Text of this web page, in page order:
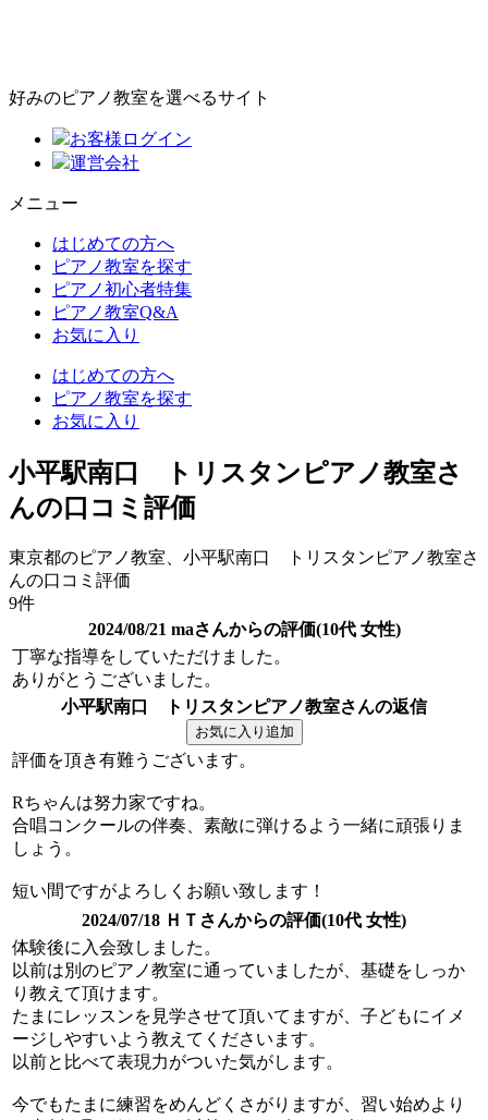
好みのピアノ教室を選べるサイト
お客様ログイン
運営会社
メニュー
はじめての方へ
ピアノ教室を探す
ピアノ初心者特集
ピアノ教室Q&A
お気に入り
はじめての方へ
ピアノ教室を探す
お気に入り
小平駅南口 トリスタンピアノ教室さ
んの口コミ評価
東京都のピアノ教室、小平駅南口 トリスタンピアノ教室さ
んの口コミ評価
9件
2024/08/21 maさんからの評価(10代 女性)
丁寧な指導をしていただけました。
ありがとうございました。
小平駅南口 トリスタンピアノ教室さんの返信
評価を頂き有難うございます。
Rちゃんは努力家ですね。
合唱コンクールの伴奏、素敵に弾けるよう一緒に頑張りま
しょう。
短い間ですがよろしくお願い致します！
2024/07/18 ＨＴさんからの評価(10代 女性)
体験後に入会致しました。
以前は別のピアノ教室に通っていましたが、基礎をしっか
り教えて頂けます。
たまにレッスンを見学させて頂いてますが、子どもにイメ
ージしやすいよう教えてくださいます。
以前と比べて表現力がついた気がします。
今でもたまに練習をめんどくさがりますが、習い始めより